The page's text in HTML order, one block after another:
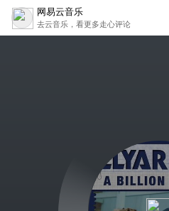
网易云音乐
去云音乐，看更多走心评论